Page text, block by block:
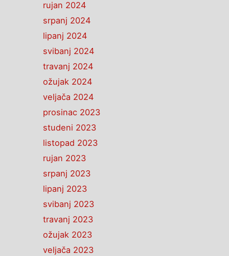
rujan 2024
srpanj 2024
lipanj 2024
svibanj 2024
travanj 2024
ožujak 2024
veljača 2024
prosinac 2023
studeni 2023
listopad 2023
rujan 2023
srpanj 2023
lipanj 2023
svibanj 2023
travanj 2023
ožujak 2023
veljača 2023